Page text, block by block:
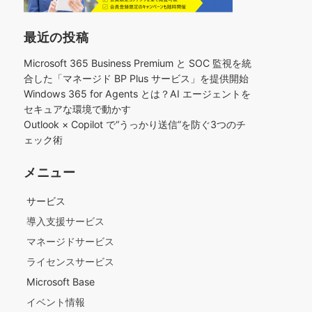
最近の投稿
Microsoft 365 Business Premium と SOC 監視を統
合した「マネージド BP Plus サービス」を提供開始
Windows 365 for Agents とは？AI エージェントを
セキュアな環境で動かす
Outlook × Copilot で“うっかり送信”を防ぐ3つのチ
ェック術​
メニュー
サービス
導入支援サービス
マネージドサービス
ライセンスサービス
Microsoft Base
イベント情報